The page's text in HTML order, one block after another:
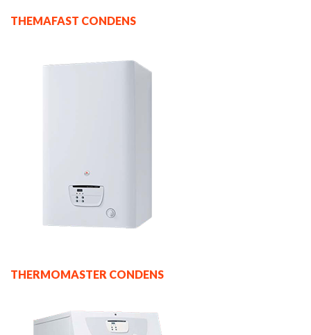
THEMAFAST CONDENS
THERMOMASTER CONDENS